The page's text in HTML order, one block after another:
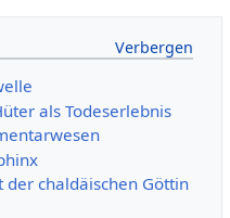
als Todeserlebnis
chaldäischen Göttin